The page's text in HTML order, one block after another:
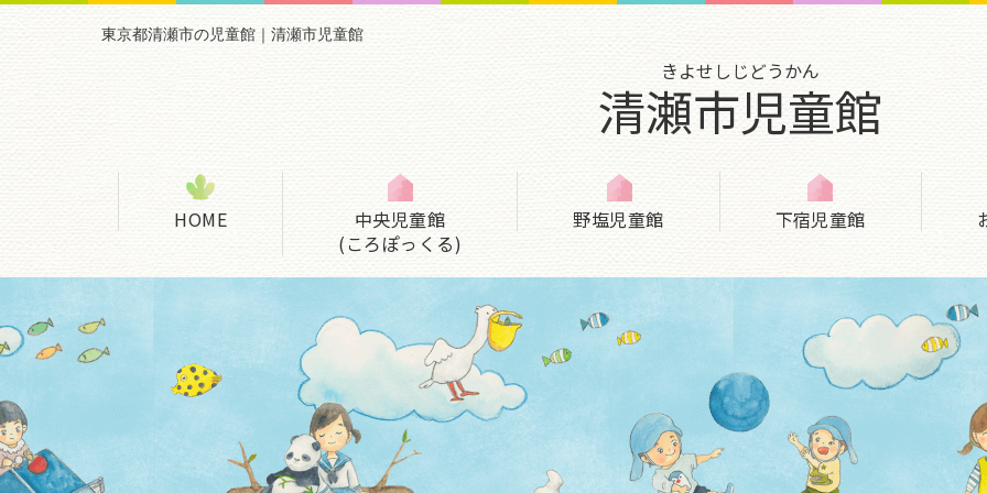
東京都清瀬市の児童館｜清瀬市児童館
きよせしじどうかん
清瀬市児童館
HOME
中央児童館
(ころぽっくる)
野塩児童館 下宿児童館